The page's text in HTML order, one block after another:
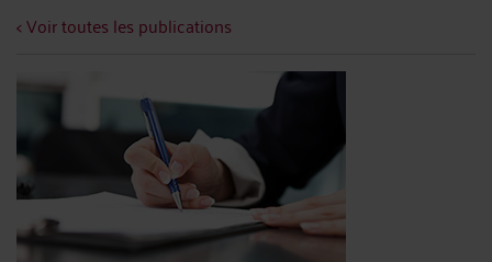
< Voir toutes les publications